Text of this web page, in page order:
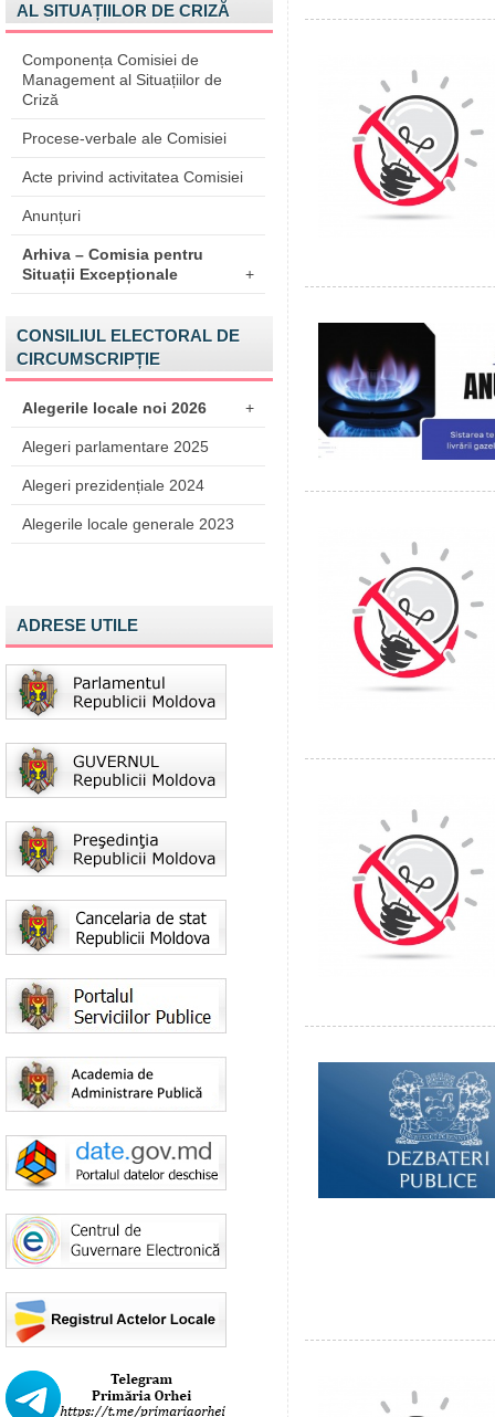
AL SITUAȚIILOR DE CRIZĂ
Componența Comisiei de
Management al Situațiilor de
Criză
Procese-verbale ale Comisiei
Acte privind activitatea Comisiei
Anunțuri
Arhiva – Comisia pentru
Situații Excepționale
+
CONSILIUL ELECTORAL DE
CIRCUMSCRIPȚIE
Alegerile locale noi 2026 +
Alegeri parlamentare 2025
Alegeri prezidențiale 2024
Alegerile locale generale 2023
ADRESE UTILE